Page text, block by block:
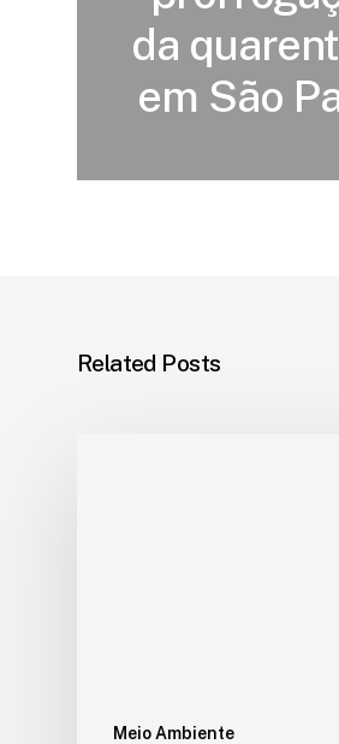
da
em São
Related Posts
Meio Ambiente